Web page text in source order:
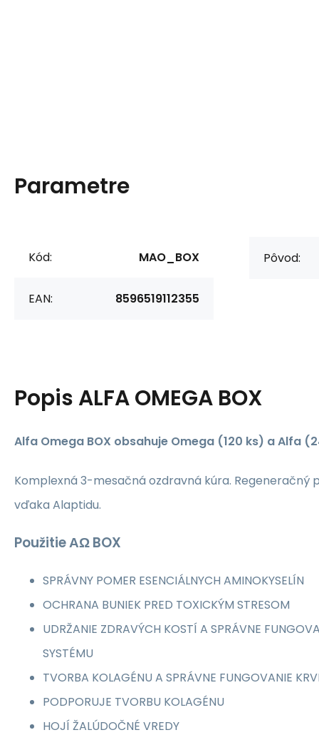
Parametre
Kód: MAO_BOX
EAN: 8596519112355
Pôvod:
Popis ALFA OMEGA BOX
Alfa Omega BOX obsahuje Omega (120 ks) a Alfa
Komplexná 3-mesačná ozdravná kúra. Regeneračný
vďaka Alaptidu.
Použitie ΑΩ BOX
SPRÁVNY POMER ESENCIÁLNYCH AMINOKYSELÍN
OCHRANA BUNIEK PRED TOXICKÝM STRESOM
UDRŽANIE ZDRAVÝCH KOSTÍ A SPRÁVNE
SYSTÉMU
TVORBA KOLAGÉNU A SPRÁVNE FUNGOVANIE
PODPORUJE TVORBU KOLAGÉNU
HOJÍ ŽALÚDOČNÉ VREDY